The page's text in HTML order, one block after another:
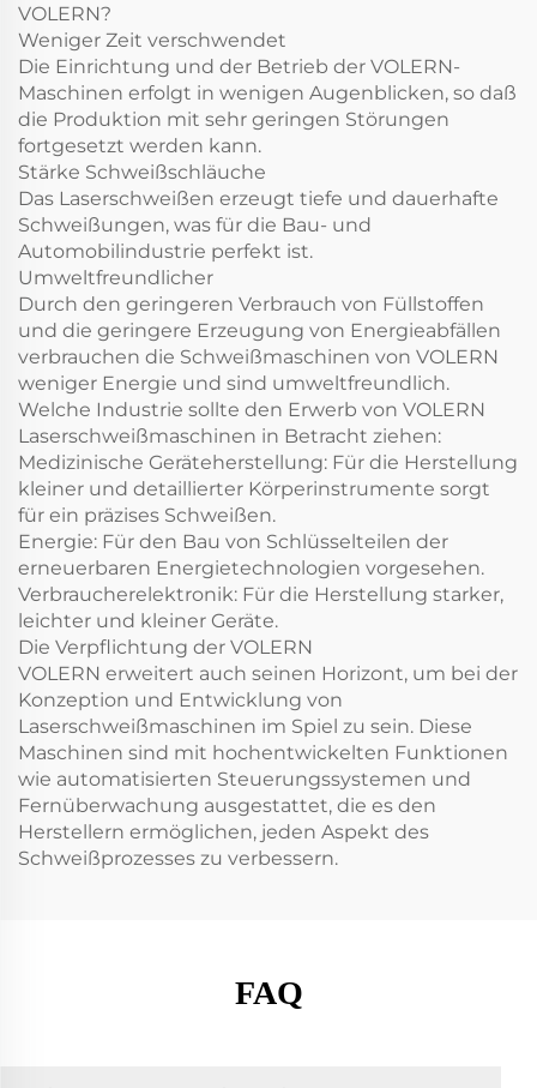
VOLERN?
Weniger Zeit verschwendet
Die Einrichtung und der Betrieb der VOLERN-
Maschinen erfolgt in wenigen Augenblicken, so daß
die Produktion mit sehr geringen Störungen
fortgesetzt werden kann.
Stärke Schweißschläuche
Das Laserschweißen erzeugt tiefe und dauerhafte
Schweißungen, was für die Bau- und
Automobilindustrie perfekt ist.
Umweltfreundlicher
Durch den geringeren Verbrauch von Füllstoffen
und die geringere Erzeugung von Energieabfällen
verbrauchen die Schweißmaschinen von VOLERN
weniger Energie und sind umweltfreundlich.
Welche Industrie sollte den Erwerb von VOLERN
Laserschweißmaschinen in Betracht ziehen:
Medizinische Geräteherstellung: Für die Herstellung
kleiner und detaillierter Körperinstrumente sorgt
für ein präzises Schweißen.
Energie: Für den Bau von Schlüsselteilen der
erneuerbaren Energietechnologien vorgesehen.
Verbraucherelektronik: Für die Herstellung starker,
leichter und kleiner Geräte.
Die Verpflichtung der VOLERN
VOLERN erweitert auch seinen Horizont, um bei der
Konzeption und Entwicklung von
Laserschweißmaschinen im Spiel zu sein. Diese
Maschinen sind mit hochentwickelten Funktionen
wie automatisierten Steuerungssystemen und
Fernüberwachung ausgestattet, die es den
Herstellern ermöglichen, jeden Aspekt des
Schweißprozesses zu verbessern.
FAQ